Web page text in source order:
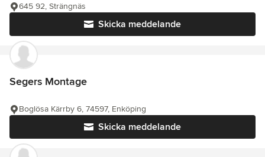
Skicka meddelande
645 92, Strängnäs
Segers Montage
Skicka meddelande
Boglösa Kärrby 6, 74597, Enköping